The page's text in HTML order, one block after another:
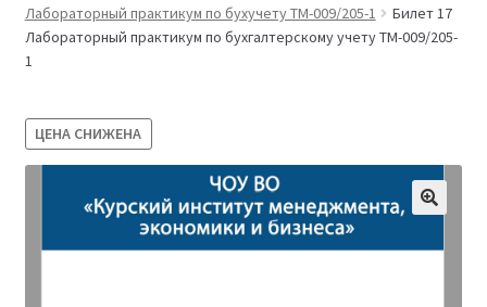
Магазин
Политика конфиденциальности
Студентам
Лабораторный практикум по бухучету ТМ-009/205-1
Билет 17
Лабораторный практикум по бухгалтерскому учету ТМ-009/205-
1
ЦЕНА СНИЖЕНА